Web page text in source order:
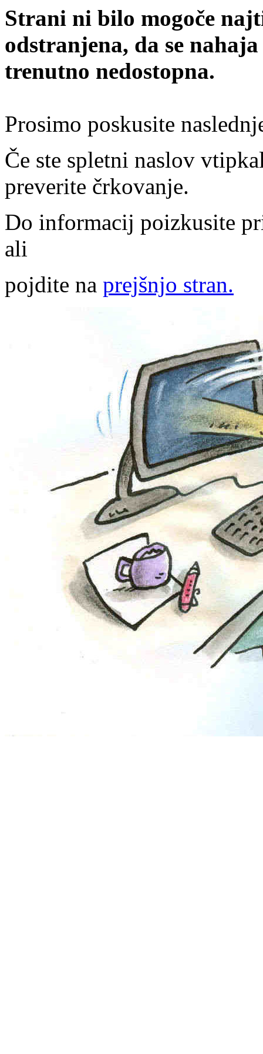
Strani ni bilo mogoče
odstranjena, da se
trenutno nedostopna.
Prosimo poskusite
Če ste spletni naslov
preverite črkovanje.
Do informacij poizkusite
ali
pojdite na prejšnjo stran.